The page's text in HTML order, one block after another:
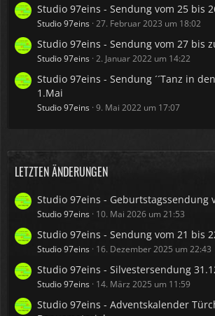
Studio 97eins - Sendung vom 25 bis
Studio 97eins 27. Februar 2023 um 18:02
Studio 97eins - Sendung vom 27 bis
Studio 97eins 2. Januar 2022 um 14:22
Studio 97eins - Sendung ´´Tanz in
1.Mai
Studio 97eins 9. Mai 2022 um 17:07
LETZTEN ÄNDERUNGEN
Studio 97eins - Geburtstagssendung
Studio 97eins 10. Mai 2026 um 21:53
Studio 97eins - Sendung vom 21 bis
Studio 97eins 16. Dezember 2025 um 22:43
Studio 97eins - Silvestersendung
Studio 97eins 14. März 2025 um 11:59
Studio 97eins - Adventskalender